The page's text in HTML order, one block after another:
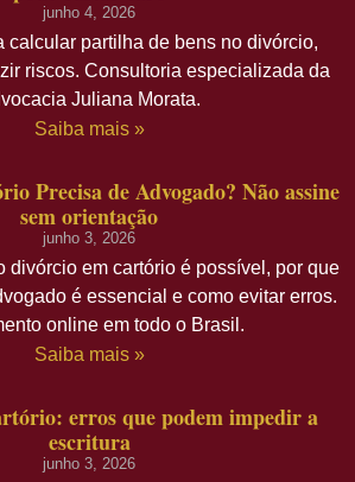
junho 4, 2026
calcular partilha de bens no divórcio,
riscos. Consultoria especializada da
Juliana Morata.
Saiba mais »
Precisa de Advogado? Não assine
sem orientação
junho 3, 2026
divórcio em cartório é possível, por que
é essencial e como evitar erros.
online em todo o Brasil.
Saiba mais »
erros que podem impedir a
escritura
junho 3, 2026